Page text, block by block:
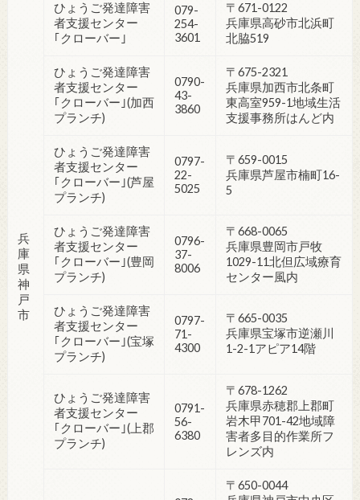
兵
庫
県
神
戸
市
ひょうご発達障害
者支援センター
｢クローバー｣
079-
254-
3601
〒671-0122
兵庫県高砂市北浜町
北脇519
ひょうご発達障害
者支援センター
｢クローバー｣(加西
プランチ)
0790-
43-
3860
〒675-2321
兵庫県加西市北条町
東高室959-1地域生活
支援事務所はんど内
ひょうご発達障害
者支援センター
｢クローバー｣(芦屋
プランチ)
0797-
22-
5025
〒659-0015
兵庫県芦屋市楠町16-
5
ひょうご発達障害
者支援センター
｢クローバー｣(豊岡
プランチ)
0796-
37-
8006
〒668-0065
兵庫県豊岡市戸牧
1029-11北但広域療育
センター風内
ひょうご発達障害
者支援センター
｢クローバー｣(宝塚
プランチ)
0797-
71-
4300
〒665-0035
兵庫県宝塚市逆瀬川
1-2-1アピア14階
ひょうご発達障害
者支援センター
｢クローバー｣(上郡
プランチ)
0791-
56-
6380
〒678-1262
兵庫県赤穂郡上郡町
岩木甲701-42地域障
害者多目的作業所フ
レンズ内
〒650-0044